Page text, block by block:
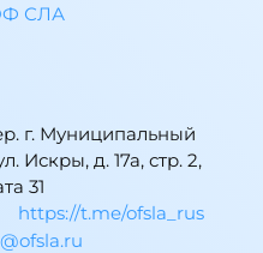
СЛА
г. Муниципальный
Искры, д. 17а, стр. 2,
31
https://t.me/ofsla_rus